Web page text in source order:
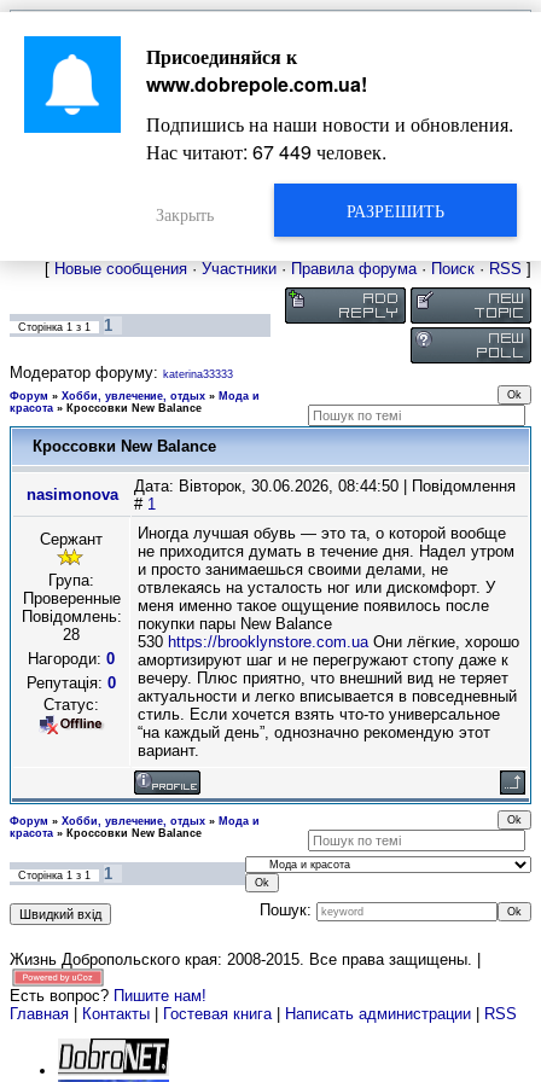
Главная
Новости
Довідкова
Фото
Оголошення
Видео
Жизнь Добропольского края
[ Новые сообщения · Участники · Правила форума· Поиск · RSS ]
Сторінка 1 з 1 1
Модератор форуму: katerina33333
Форум » Хобби, увлечение, отдых » Мода и
красота » Кроссовки New Balance
Кроссовки New Balance
nasimonova
Дата: Вівторок, 30.06.2026, 08:44:50 | Повідомлення
# 1
Сержант
Група:
Проверенные
Повідомлень:
28
Нагороди: 0
Репутація: 0
Статус:
Иногда лучшая обувь — это та, о которой вообще
не приходится думать в течение дня. Надел утром
и просто занимаешься своими делами, не
отвлекаясь на усталость ног или дискомфорт. У
меня именно такое ощущение появилось после
покупки пары New Balance
530 https://brooklynstore.com.uaОни лёгкие, хорошо
амортизируют шаг и не перегружают стопу даже к
вечеру. Плюс приятно, что внешний вид не теряет
актуальности и легко вписывается в повседневный
стиль. Если хочется взять что-то универсальное
“на каждый день”, однозначно рекомендую этот
вариант.
Форум » Хобби, увлечение, отдых » Мода и
красота » Кроссовки New Balance
Сторінка 1 з 1
1
Пошук:
Жизнь Добропольского края: 2008-2015. Все права защищены. |
Есть вопрос? Пишите нам!
Главная
Контакты Гостевая книга| Написать администрации RSS
Присоединяйся к
www.dobrepole.com.ua!
Подпишись на наши новости и обновления.
Нас читают: 67 449человек.
РАЗРЕШИТЬ
Закрыть